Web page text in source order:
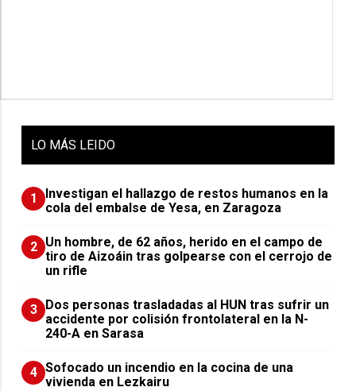
LO MÁS LEIDO
1
Investigan el hallazgo de restos humanos en la
cola del embalse de Yesa, en Zaragoza
2 Un hombre, de 62 años, herido en el campo de
tiro de Aizoáin tras golpearse con el cerrojo de
un rifle
3 ​Dos personas trasladadas al HUN tras sufrir un
accidente por colisión frontolateral en la N-
240-A en Sarasa
4 Sofocado un incendio en la cocina de una
vivienda en Lezkairu